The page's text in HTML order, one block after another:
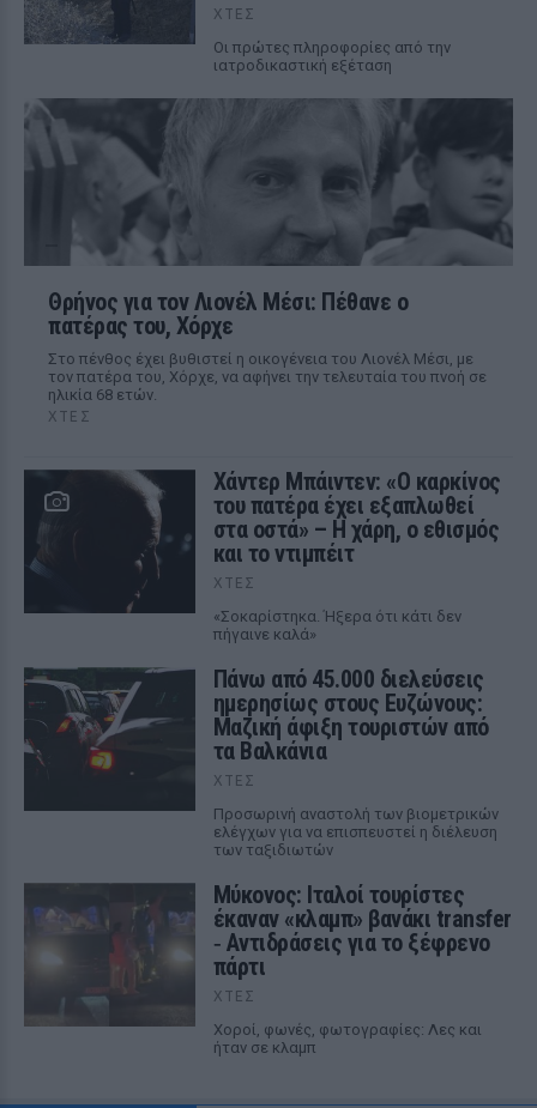
ΧΤΕΣ
Οι πρώτες πληροφορίες από την
ιατροδικαστική εξέταση
Θρήνος για τον Λιονέλ Μέσι: Πέθανε ο
πατέρας του, Χόρχε
Στο πένθος έχει βυθιστεί η οικογένεια του Λιονέλ Μέσι, με
τον πατέρα του, Χόρχε, να αφήνει την τελευταία του πνοή σε
ηλικία 68 ετών.
ΧΤΕΣ
Χάντερ Μπάιντεν: «Ο καρκίνος
του πατέρα έχει εξαπλωθεί
στα οστά» – Η χάρη, ο εθισμός
και το ντιμπέιτ
ΧΤΕΣ
«Σοκαρίστηκα. Ήξερα ότι κάτι δεν
πήγαινε καλά»
Πάνω από 45.000 διελεύσεις
ημερησίως στους Ευζώνους:
Μαζική άφιξη τουριστών από
τα Βαλκάνια
ΧΤΕΣ
Προσωρινή αναστολή των βιομετρικών
ελέγχων για να επισπευστεί η διέλευση
των ταξιδιωτών
Μύκονος: Ιταλοί τουρίστες
έκαναν «κλαμπ» βανάκι transfer
‑ Αντιδράσεις για το ξέφρενο
πάρτι
ΧΤΕΣ
Χοροί, φωνές, φωτογραφίες: Λες και
ήταν σε κλαμπ